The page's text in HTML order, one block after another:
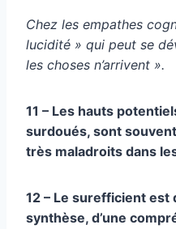
Chez les empathes
lucidité » qui peut se
les choses n’arrivent ».
11 – Les hauts
surdoués, sont
très maladroits dans
12 – Le surefficient est
synthèse, d’une